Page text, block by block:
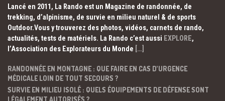
Lancé en 2011, La Rando est un Magazine de randonnée, de
trekking, d’alpinisme, de survie en milieu naturel & de sports
Outdoor.Vous y trouverez des photos, vidéos, carnets de rando,
actualités, tests de matériels. La Rando c’est aussi EXPLORE,
l’Association des Explorateurs du Monde […]
RANDONNÉE EN MONTAGNE : QUE FAIRE EN CAS D’URGENCE
MÉDICALE LOIN DE TOUT SECOURS ?
SURVIE EN MILIEU ISOLÉ : QUELS ÉQUIPEMENTS DE DÉFENSE SONT
LÉGALEMENT AUTORISÉS ?